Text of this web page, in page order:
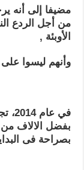
مضيفا إلى أنه
من أجل الردع
الأوبئة ,
وأنهم ليسوا على
في
بفضل الالاف
بصراحة فى